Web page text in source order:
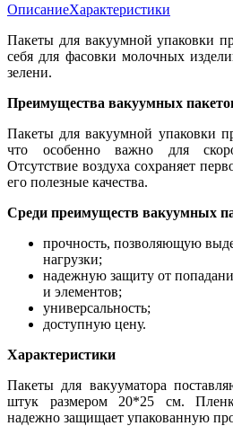
ОписаниеХарактеристики
Пакеты для вакуумной упаковки
себя для фасовки молочных
зелени.
Преимущества вакуумных
Пакеты для вакуумной упаковки
что особенно важно для
Отсутствие воздуха сохраняет
его полезные качества.
Среди преимуществ вакуумных
прочность, позволяющую
нагрузки;
надежную защиту от
и элементов;
универсальность;
доступную цену.
Характеристики
Пакеты для вакууматора
штук размером 20*25 см.
надежно защищает упакованную